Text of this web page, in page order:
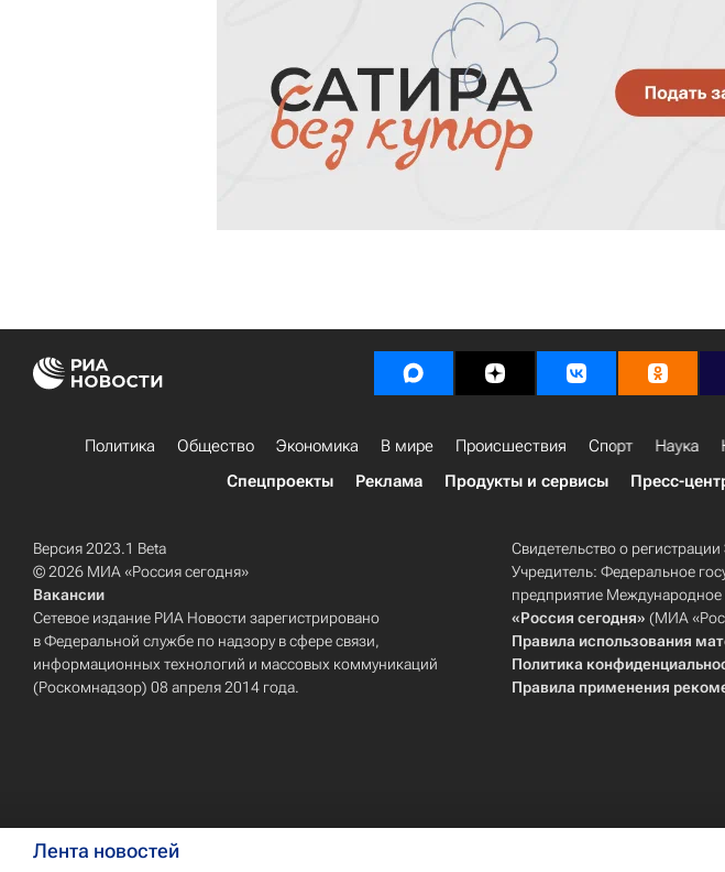
Политика Общество Экономика В мире Происшествия Спорт Наука
Спецпроекты
Реклама Продукты и сервисы Пресс-
Версия 2023.1 Beta
© 2026 МИА «Россия сегодня»
Вакансии
Сетевое издание РИА Новости зарегистрировано
в Федеральной службе по надзору в сфере связи,
информационных технологий и массовых коммуникаций
(Роскомнадзор) 08 апреля 2014 года.
Свидетельство о
Учредитель: Федеральное
предприятие
«Россия сегодня» (МИА
Правила использования
Политика
Правила применения
Лента новостей